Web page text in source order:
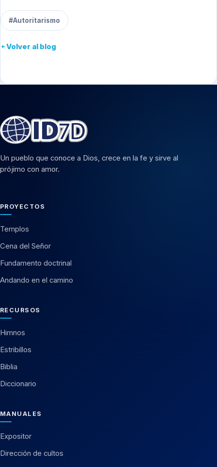
#Autoritarismo
Volver al blog
Un pueblo que conoce a Dios, crece en la fe y sirve al
prójimo con amor.
PROYECTOS
Templos
Cena del Señor
Fundamento doctrinal
Andando en el camino
RECURSOS
Himnos
Estribillos
Biblia
Diccionario
MANUALES
Expositor
Dirección de cultos